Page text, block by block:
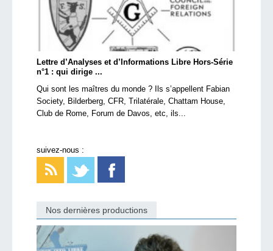
Lettre d’Analyses et d’Informations Libre Hors-Série
n°1 : qui dirige ...
Qui sont les maîtres du monde ? Ils s’appellent Fabian
Society, Bilderberg, CFR, Trilatérale, Chattam House,
Club de Rome, Forum de Davos, etc, ils...
suivez-nous :
Nos dernières productions